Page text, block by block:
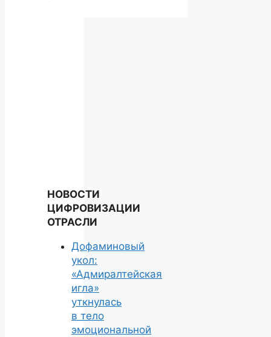
НОВОСТИ
ЦИФРОВИЗАЦИИ
ОТРАСЛИ
Дофаминовый
укол:
«Адмиралтейская
игла»
уткнулась
в тело
эмоциональной